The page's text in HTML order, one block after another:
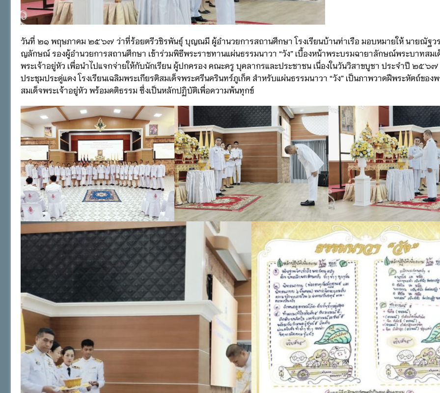
วันที่ ๒๑ พฤษภาคม ๒๕๖๗ ว่าที่ร้อยตรีวชิรพันธุ์ บุญณมี ผู้อำนวยการสถานศึกษา โรงเรียนบ้านท่าเรือ มอบหมายให้ นายณัฐ
ญลักษณ์ รองผู้อำนวยการสถานศึกษา เข้าร่วมพิธีพระราชทานแผ่นธรรมนาวา “วัง” เบื้องหน้าพระบรมฉายาลักษณ์พระบาทสมเ
พระเจ้าอยู่หัว เพื่อนำไปแจกจ่ายให้กับนักเรียน ผู้ปกครอง คณะครู บุคลากรและประชาชน เนื่องในวันวิสาขบูชา ประจำปี ๒๕๖
ประชุมประดู่แดง โรงเรียนเฉลิมพระเกียรติสมเด็จพระศรีนครินทร์ภูเก็ต สำหรับแผ่นธรรมนาวา “วัง” เป็นภาพวาดฝีพระหัตถ์ของ
สมเด็จพระเจ้าอยู่หัว พร้อมคติธรรม ซึ่งเป็นหลักปฏิบัติเพื่อความพ้นทุกข์